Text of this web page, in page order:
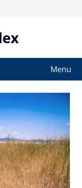
Menu